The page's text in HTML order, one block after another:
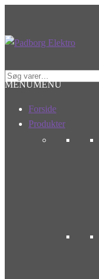
Spring
Spring
Søg
efter:
MENUMENU
Forside
Produkter